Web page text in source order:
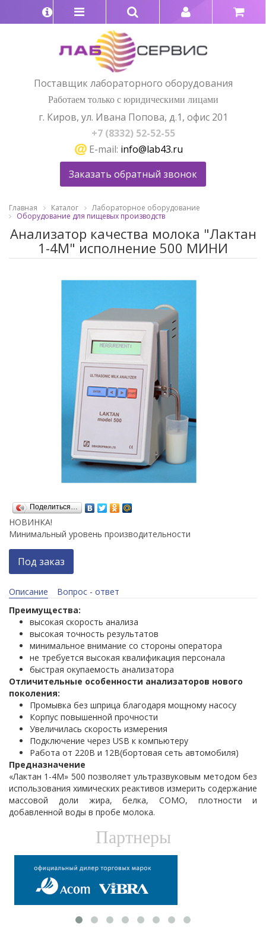
Поставщик лабораторного оборудования
Работаем только с юридическими лицами
г. Киров, ул. Ивана Попова, д.1, офис 201
+7 (8332) 52-52-55
E-mail: info@lab43.ru
Заказать обратный звонок
Главная Каталог
Лабораторное оборудование
Оборудование для пищевых производств
Анализатор качества молока "Лактан
1-4М" исполнение 500 МИНИ
Поделиться…
НОВИНКА!
Минимальный уровень производительности
Под заказ
Описание
Вопрос - ответ
Преимущества:
высокая скорость анализа
высокая точность результатов
минимальное внимание со стороны оператора
не требуется высокая квалификация персонала
быстрая окупаемость анализатора
Отличительные особенности анализаторов нового
поколения:
Промывка без шприца благодаря мощному насосу
Корпус повышенной прочности
Увеличилась скорость измерения
Подключение через USB к компьютеру
Работа от 220В и 12В(бортовая сеть автомобиля)
Предназначение
«Лактан 1-4М» 500 позволяет ультразвуковым методом без
использования химических реактивов измерить содержание
массовой доли жира, белка, СОМО, плотности и
добавленной воды в пробе молока.
Партнеры